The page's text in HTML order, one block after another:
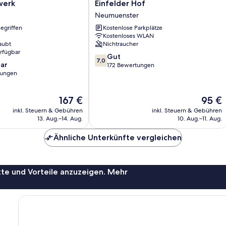
Der
Preis
beträgt
167 €
inkl. Steuern & Gebühren
13. Aug.–14. Aug.
Hof
Neumuenster
Einfelder Hof
Neumuenster
Kostenlose Parkplätze
Kostenloses WLAN
Nichtraucher
7.0
von
7,0 Gut
172 Bewertungen
Der
Preis
beträgt
95 €
inkl. Steuern & Gebühren
10. Aug.–11. Aug.
Ähnliche Unterkünfte vergleichen
und Vorteile anzuzeigen. Mehr